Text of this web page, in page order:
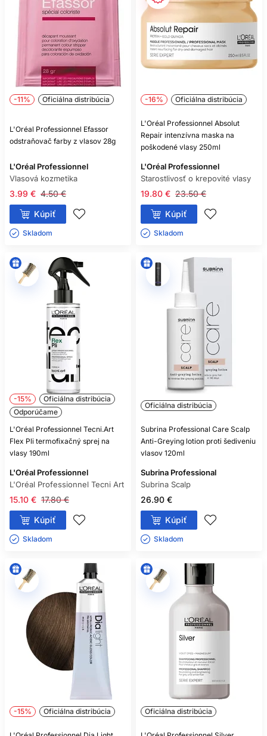
-11% Oficiálna distribúcia
L'Oréal Professionnel Efassor
odstraňovač farby z vlasov 28g
L'Oréal Professionnel
Vlasová kozmetika
4.50 €
3.99 €
Kúpiť
Skladom ㅤ
-16% Oficiálna distribúcia
L'Oréal Professionnel Absolut
Repair intenzívna maska na
poškodené vlasy 250ml
L'Oréal Professionnel
Starostlivosť o krepovité vlasy
23.50 €
19.80 €
Kúpiť
Skladom ㅤ
-15%
Oficiálna distribúcia
Odporúčame
L'Oréal Professionnel Tecni.Art
Flex Pli termofixačný sprej na
vlasy 190ml
L'Oréal Professionnel
L'Oréal Professionnel Tecni Art
17.80 €
15.10 €
Kúpiť
Skladom ㅤ
Oficiálna distribúcia
Subrina Professional Care Scalp
Anti-Greying lotion proti šediveniu
vlasov 120ml
Subrina Professional
Subrina Scalp
26.90 €
Kúpiť
Skladom ㅤ
-15% Oficiálna distribúcia Oficiálna distribúcia